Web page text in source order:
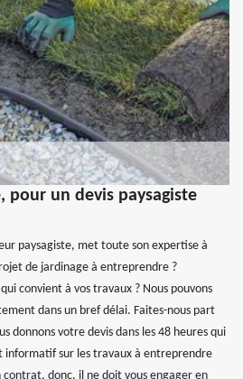
pour un devis paysagiste
paysagiste, met toute son expertise à
de jardinage à entreprendre ?
convient à vos travaux ? Nous pouvons
dans un bref délai. Faites-nous part
donnons votre devis dans les 48 heures qui
informatif sur les travaux à entreprendre
donc, il ne doit vous engager en